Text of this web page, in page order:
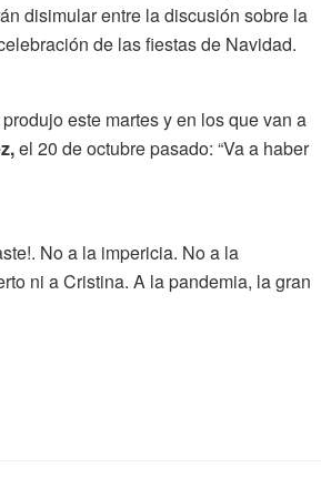
disimular entre la discusión sobre la
de las fiestas de Navidad.
este martes y en los que van a
el 20 de octubre pasado: “Va a haber
No a la impericia. No a la
ni a Cristina. A la pandemia, la gran